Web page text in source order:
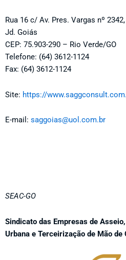
Rua 16 c/ Av. Pres. Vargas nº
Jd. Goiás
CEP: 75.903-290 – Rio Verde/GO
Telefone: (64) 3612-1124
Fax: (64) 3612-1124
Site: https://
E-mail: saggoias@uol.com.br
SEAC-GO
Sindicato das Empresas de
Urbana e Terceirização de Mão de